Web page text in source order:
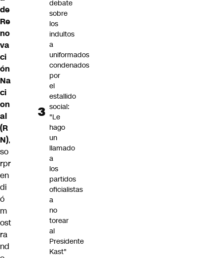
de
Re
no
va
ci
ón
Na
ci
on
al
(R
N),
so
rpr
en
di
ó
m
ost
ra
nd
debate
sobre
los
indultos
a
uniformados
condenados
por
el
estallido
social:
"Le
hago
un
llamado
a
los
partidos
oficialistas
a
no
torear
al
Presidente
Kast"